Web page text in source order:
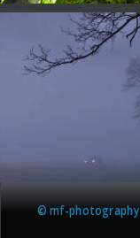
© mf-photography